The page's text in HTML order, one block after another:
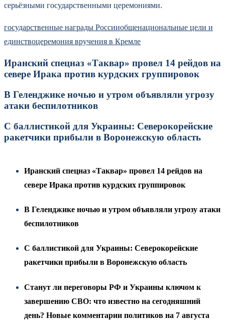
серьёзными государственными церемониями.
государственные награды Россииобщенациональные цели и
единствоцеремония вручения в Кремле
Иранский спецназ «Таквар» провел 14 рейдов на
севере Ирака против курдских группировок
В Геленджике ночью и утром объявляли угрозу
атаки беспилотников
С баллистикой для Украины: Северокорейские
ракетчики прибыли в Воронежскую область
Иранский спецназ «Таквар» провел 14 рейдов на
севере Ирака против курдских группировок
В Геленджике ночью и утром объявляли угрозу атаки
беспилотников
С баллистикой для Украины: Северокорейские
ракетчики прибыли в Воронежскую область
Станут ли переговоры РФ и Украины ключом к
завершению СВО: что известно на сегодняшний
день? Новые комментарии политиков на 7 августа